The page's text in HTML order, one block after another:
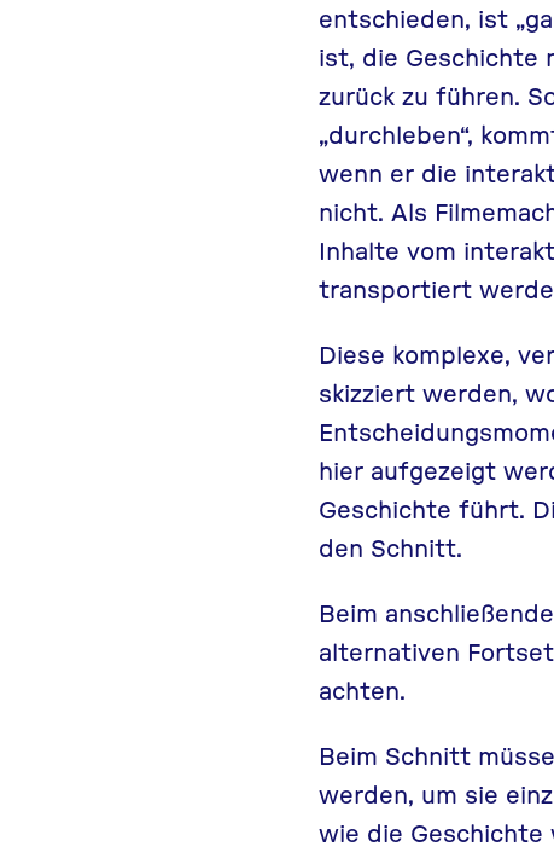
entschieden, ist
ist, die Geschichte
zurück zu führen.
„durchleben“,
wenn er die
nicht. Als
Inhalte vom
transportiert
Diese komplexe,
skizziert werden,
hier aufgezeigt
Geschichte führt.
den Schnitt.
Beim
alternativen
achten.
Beim Schnitt
werden, um sie
wie die Geschichte